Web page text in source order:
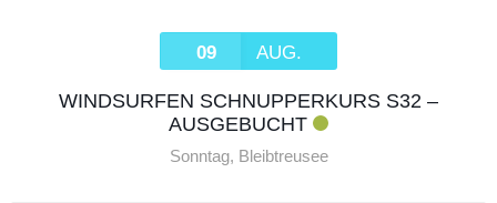
09 AUG.
WINDSURFEN SCHNUPPERKURS S32 –
AUSGEBUCHT
Sonntag, Bleibtreusee